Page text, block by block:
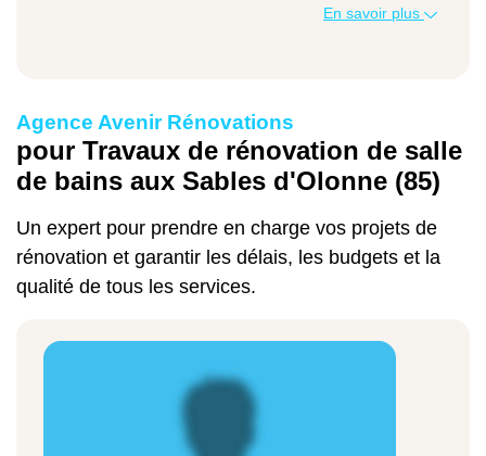
Prévoyez entre 1 000 et 3 000 euros pour
l'aménagement d'une pièce restreinte ou
moyenne. Ce tarif prend en compte la pose
d'un nouveau carrelage, le remplacement de
l'éclairage, l'installation d'une nouvelle prise
pour l'aménagement d'une salle d'eau de 3 à
En savoir plus
Agence Avenir Rénovations
pour Travaux de rénovation de salle
de bains aux Sables d'Olonne (85)
Un expert pour prendre en charge vos projets de
rénovation et garantir les délais, les budgets et la
qualité de tous les services.